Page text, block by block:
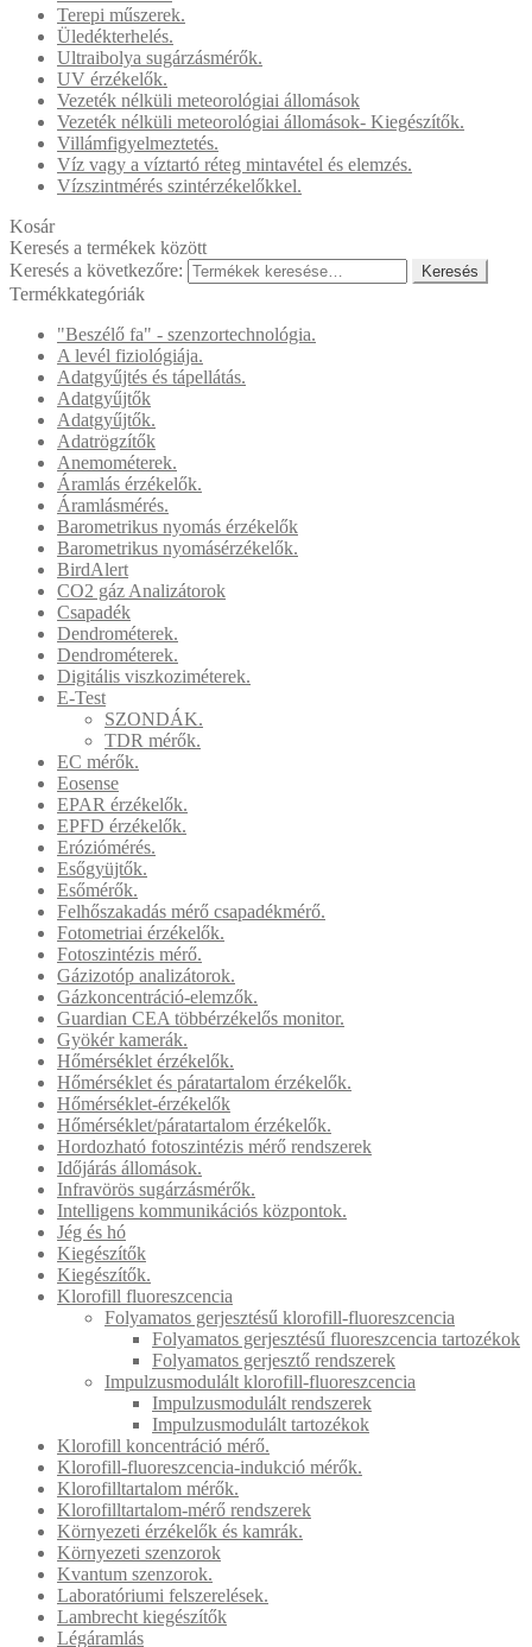
Terepi műszerek.
Üledékterhelés.
Ultraibolya sugárzásmérők.
UV érzékelők.
Vezeték nélküli meteorológiai állomások
Vezeték nélküli meteorológiai állomások- Kiegészítők.
Villámfigyelmeztetés.
Víz vagy a víztartó réteg mintavétel és elemzés.
Vízszintmérés szintérzékelőkkel.
Kosár
Keresés a termékek között
Keresés a következőre:
Keresés
Termékkategóriák
"Beszélő fa" - szenzortechnológia.
A levél fiziológiája.
Adatgyűjtés és tápellátás.
Adatgyűjtők
Adatgyűjtők.
Adatrögzítők
Anemométerek.
Áramlás érzékelők.
Áramlásmérés.
Barometrikus nyomás érzékelők
Barometrikus nyomásérzékelők.
BirdAlert
CO2 gáz Analizátorok
Csapadék
Dendrométerek.
Dendrométerek.
Digitális viszkoziméterek.
E-Test
SZONDÁK.
TDR mérők.
EC mérők.
Eosense
EPAR érzékelők.
EPFD érzékelők.
Eróziómérés.
Esőgyüjtők.
Esőmérők.
Felhőszakadás mérő csapadékmérő.
Fotometriai érzékelők.
Fotoszintézis mérő.
Gázizotóp analizátorok.
Gázkoncentráció-elemzők.
Guardian CEA többérzékelős monitor.
Gyökér kamerák.
Hőmérséklet érzékelők.
Hőmérséklet és páratartalom érzékelők.
Hőmérséklet-érzékelők
Hőmérséklet/páratartalom érzékelők.
Hordozható fotoszintézis mérő rendszerek
Időjárás állomások.
Infravörös sugárzásmérők.
Intelligens kommunikációs központok.
Jég és hó
Kiegészítők
Kiegészítők.
Klorofill fluoreszcencia
Folyamatos gerjesztésű klorofill-fluoreszcencia
Folyamatos gerjesztésű fluoreszcencia tartozékok
Folyamatos gerjesztő rendszerek
Impulzusmodulált klorofill-fluoreszcencia
Impulzusmodulált rendszerek
Impulzusmodulált tartozékok
Klorofill koncentráció mérő.
Klorofill-fluoreszcencia-indukció mérők.
Klorofilltartalom mérők.
Klorofilltartalom-mérő rendszerek
Környezeti érzékelők és kamrák.
Környezeti szenzorok
Kvantum szenzorok.
Laboratóriumi felszerelések.
Lambrecht kiegészítők
Légáramlás